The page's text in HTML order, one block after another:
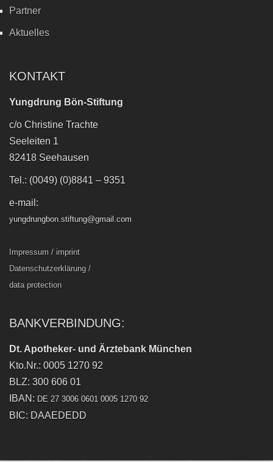
Partner
Aktuelles
KONTAKT
Yungdrung Bön-Stiftung
c/o Christine Trachte
Seeleiten 1
82418 Seehausen
Tel.: (0049) (0)8841 – 9351
e-mail:
yungdrungbon.stiftung@gmail.com
Impressum / imprint
Datenschutzerklärung /
data protection
BANKVERBINDUNG:
Dt. Apotheker- und Ärztebank München
Kto.Nr.: 0005 1270 92
BLZ: 300 606 01
IBAN: DE 27 3006 0601 0005 1270 92
BIC: DAAEDEDD